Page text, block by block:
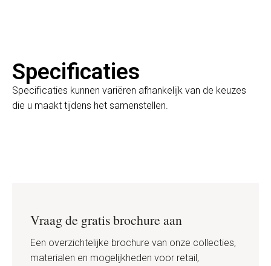
Specificaties
Specificaties kunnen variëren afhankelijk van de keuzes
die u maakt tijdens het samenstellen.
Vraag de gratis brochure aan
Een overzichtelijke brochure van onze collecties,
materialen en mogelijkheden voor retail,